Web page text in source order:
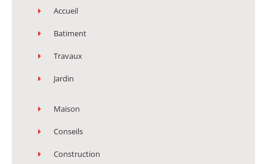
Accueil
Batiment
Travaux
Jardin
Maison
Conseils
Construction